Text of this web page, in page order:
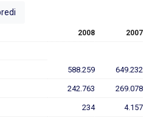
2008 2007
588.259 649.232
242.763 269.078
234 4.157